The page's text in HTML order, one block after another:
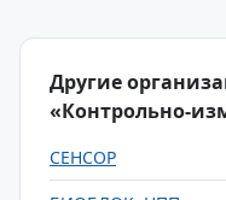
Другие
«Контрольно-
СЕНСОР